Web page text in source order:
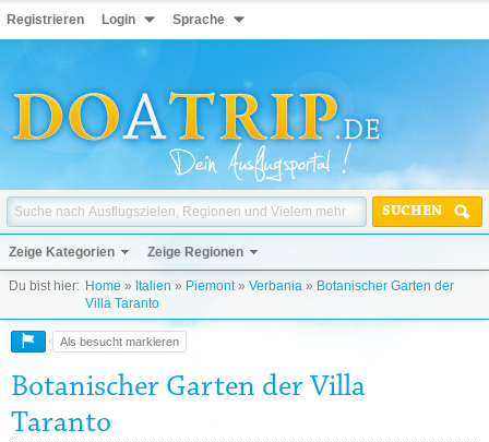
Registrieren Login Sprache
SUCHEN
Zeige Kategorien Zeige Regionen
Du bist hier: Home » Italien » Piemont» Verbania » Botanischer Garten der
Villa Taranto
Als besucht markieren
Botanischer Garten der Villa
Taranto